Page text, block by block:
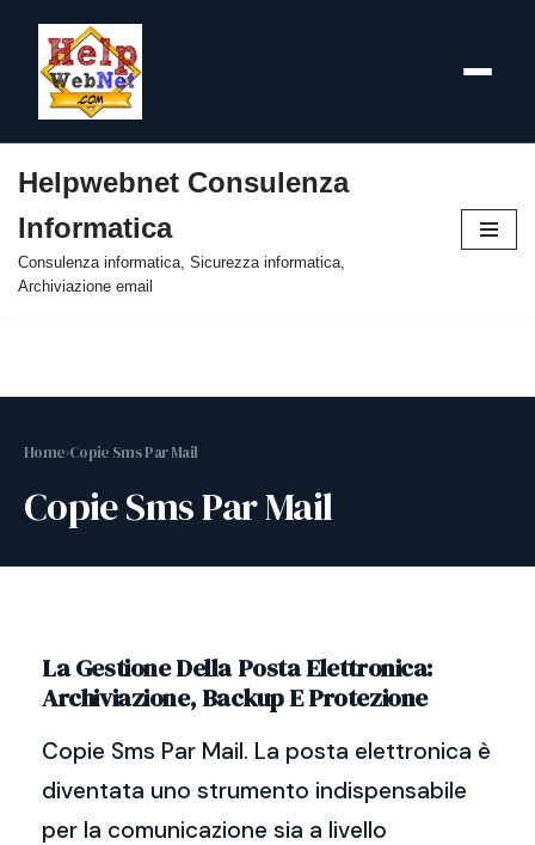
al
contenuto
Helpwebnet Consulenza
Informatica
Consulenza informatica, Sicurezza informatica,
Archiviazione email
Home›Copie Sms Par Mail
Copie Sms Par Mail
La Gestione Della Posta Elettronica:
Archiviazione, Backup E Protezione
Copie Sms Par Mail. La posta elettronica è
diventata uno strumento indispensabile
per la comunicazione sia a livello